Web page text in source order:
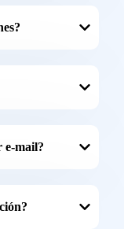
e-mail?